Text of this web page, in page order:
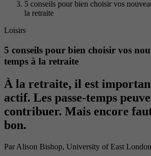
5 conseils pour bien choisir vos
la retraite
Loisirs
5 conseils pour bien choisir vos
temps à la retraite
À la retraite, il est
actif. Les passe-temps
contribuer. Mais encore
bon.
Par Alison Bishop, University of East London